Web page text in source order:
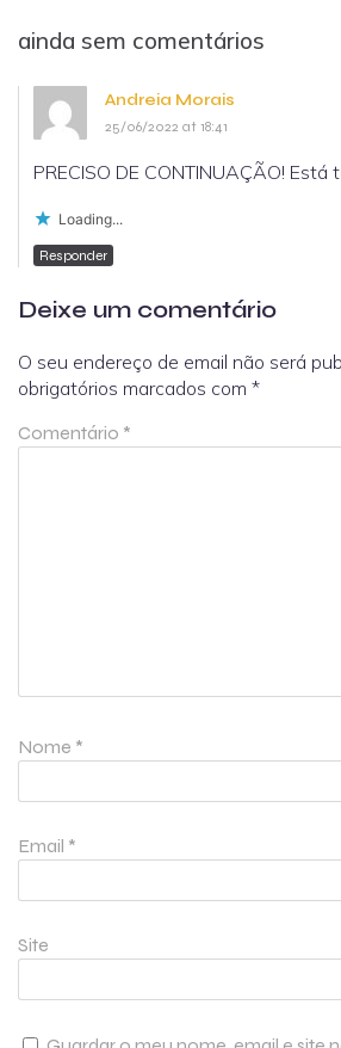
ainda sem comentários
Andreia Morais
25/06/2022 at 18:41
PRECISO DE CONTINUAÇÃO!
Loading...
Responder
Deixe um comentário
O seu endereço de email não será
obrigatórios marcados com *
Comentário *
Nome *
Email *
Site